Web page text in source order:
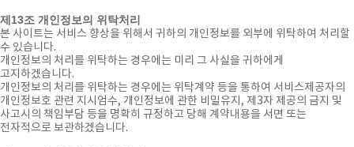
제13조 개인정보의 위탁처리
본 사이트는 서비스 향상을 위해서 귀하의 개인정보를 외부에 위탁하여 처리할
수 있습니다.
개인정보의 처리를 위탁하는 경우에는 미리 그 사실을 귀하에게
고지하겠습니다.
개인정보의 처리를 위탁하는 경우에는 위탁계약 등을 통하여 서비스제공자의
개인정보호 관련 지시엄수, 개인정보에 관한 비밀유지, 제3자 제공의 금지 및
사고시의 책임부담 등을 명확히 규정하고 당해 계약내용을 서면 또는
전자적으로 보관하겠습니다.